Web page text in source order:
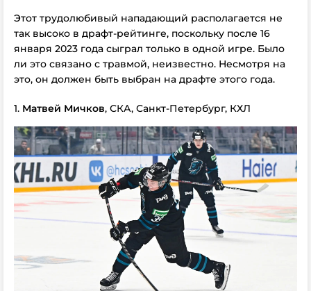
Этот трудолюбивый нападающий располагается не
так высоко в драфт-рейтинге, поскольку после 16
января 2023 года сыграл только в одной игре. Было
ли это связано с травмой, неизвестно. Несмотря на
это, он должен быть выбран на драфте этого года.
1. Матвей Мичков, СКА, Санкт-Петербург, КХЛ